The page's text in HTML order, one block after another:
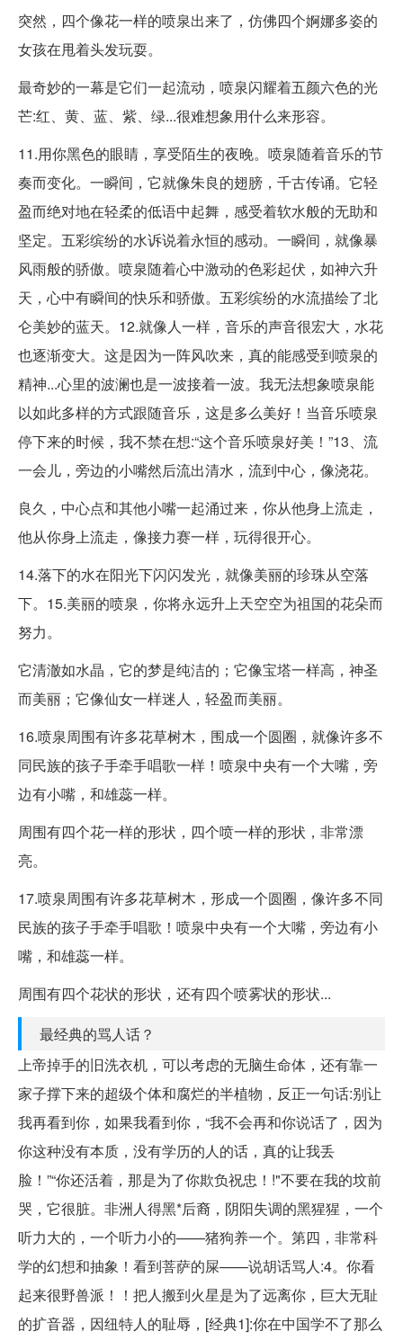
突然，四个像花一样的喷泉出来了，仿佛四个婀娜多姿的
女孩在甩着头发玩耍。
最奇妙的一幕是它们一起流动，喷泉闪耀着五颜六色的光
芒:红、黄、蓝、紫、绿...很难想象用什么来形容。
11.用你黑色的眼睛，享受陌生的夜晚。喷泉随着音乐的节
奏而变化。一瞬间，它就像朱良的翅膀，千古传诵。它轻
盈而绝对地在轻柔的低语中起舞，感受着软水般的无助和
坚定。五彩缤纷的水诉说着永恒的感动。一瞬间，就像暴
风雨般的骄傲。喷泉随着心中激动的色彩起伏，如神六升
天，心中有瞬间的快乐和骄傲。五彩缤纷的水流描绘了北
仑美妙的蓝天。12.就像人一样，音乐的声音很宏大，水花
也逐渐变大。这是因为一阵风吹来，真的能感受到喷泉的
精神...心里的波澜也是一波接着一波。我无法想象喷泉能
以如此多样的方式跟随音乐，这是多么美好！当音乐喷泉
停下来的时候，我不禁在想:“这个音乐喷泉好美！”13、流
一会儿，旁边的小嘴然后流出清水，流到中心，像浇花。
良久，中心点和其他小嘴一起涌过来，你从他身上流走，
他从你身上流走，像接力赛一样，玩得很开心。
14.落下的水在阳光下闪闪发光，就像美丽的珍珠从空落
下。15.美丽的喷泉，你将永远升上天空空为祖国的花朵而
努力。
它清澈如水晶，它的梦是纯洁的；它像宝塔一样高，神圣
而美丽；它像仙女一样迷人，轻盈而美丽。
16.喷泉周围有许多花草树木，围成一个圆圈，就像许多不
同民族的孩子手牵手唱歌一样！喷泉中央有一个大嘴，旁
边有小嘴，和雄蕊一样。
周围有四个花一样的形状，四个喷一样的形状，非常漂
亮。
17.喷泉周围有许多花草树木，形成一个圆圈，像许多不同
民族的孩子手牵手唱歌！喷泉中央有一个大嘴，旁边有小
嘴，和雄蕊一样。
周围有四个花状的形状，还有四个喷雾状的形状...
最经典的骂人话？
上帝掉手的旧洗衣机，可以考虑的无脑生命体，还有靠一
家子撑下来的超级个体和腐烂的半植物，反正一句话:别让
我再看到你，如果我看到你，“我不会再和你说话了，因为
你这种没有本质，没有学历的人的话，真的让我丢
脸！”“你还活着，那是为了你欺负祝忠！!"不要在我的坟前
哭，它很脏。非洲人得黑*后裔，阴阳失调的黑猩猩，一个
听力大的，一个听力小的——猪狗养一个。第四，非常科
学的幻想和抽象！看到菩萨的屎——说胡话骂人:4。你看
起来很野兽派！！把人搬到火星是为了远离你，巨大无耻
的扩音器，因纽特人的耻辱，[经典1]:你在中国学不了那么